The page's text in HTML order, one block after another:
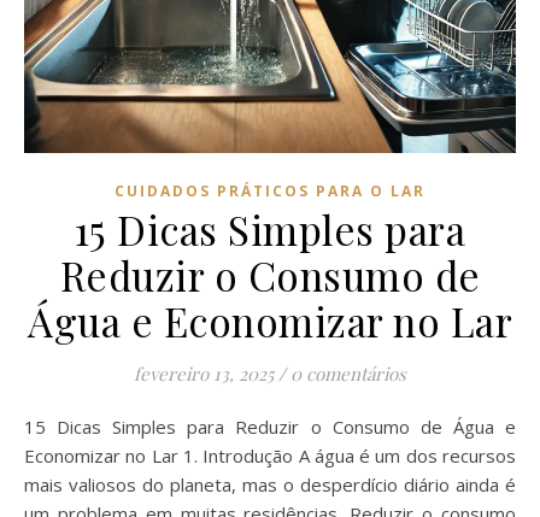
CUIDADOS PRÁTICOS PARA O LAR
15 Dicas Simples para
Reduzir o Consumo de
Água e Economizar no Lar
fevereiro 13, 2025 / 0 comentários
15 Dicas Simples para Reduzir o Consumo de Água e
Economizar no Lar 1. Introdução A água é um dos recursos
mais valiosos do planeta, mas o desperdício diário ainda é